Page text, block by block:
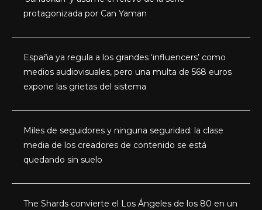
protagonizada por Can Yaman
España ya regula a los grandes ‘influencers’ como
medios audiovisuales, pero una multa de 568 euros
expone las grietas del sistema
Miles de seguidores y ninguna seguridad: la clase
media de los creadores de contenido se está
quedando sin suelo
The Shards convierte el Los Ángeles de los 80 en un